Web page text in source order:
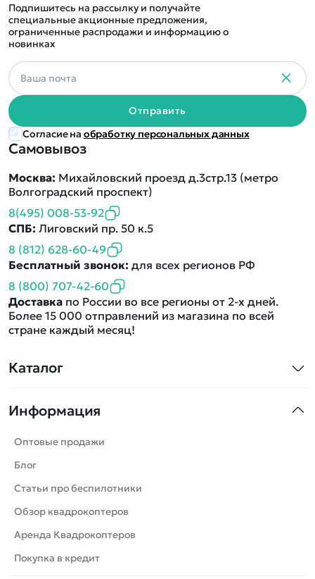
Каталог
Машинки
Танки
Вертолеты
Катера
Роботы
Самолеты
Сборные модели
Информация
Оптовые продажи
Блог
Статьи про беспилотники
Обзор квадрокоптеров
Аренда Квадрокоптеров
Покупка в кредит
Самовывоз
Москва: Михайловский проезд д.3стр.13 (метро
Волгоградский проспект)
8(495) 008-53-92
СПБ: Лиговский пр. 50 к.5
8 (812) 628-60-49
Бесплатный звонок: для всех регионов РФ
8 (800) 707-42-60
Доставка по России во все регионы от 2-х дней.
Более 15 000 отправлений из магазина по всей
стране каждый месяц!
Подпишитесь на рассылку и получайте
специальные акционные предложения,
ограниченные распродажи и информацию о
новинках
Отправить
Согласие на обработку персональных данных